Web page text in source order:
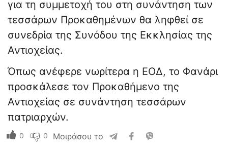
για τη συμμετοχή του στη συνάντηση των
τεσσάρων Προκαθημένων θα ληφθεί σε
συνεδρία της Συνόδου της Εκκλησίας της
Αντιοχείας.
Όπως ανέφερε νωρίτερα η ΕΟΔ, το Φανάρι
προσκάλεσε τον Προκαθήμενο της
Αντιοχείας σε συνάντηση τεσσάρων
πατριαρχών.
0 0 Μοιράσου το